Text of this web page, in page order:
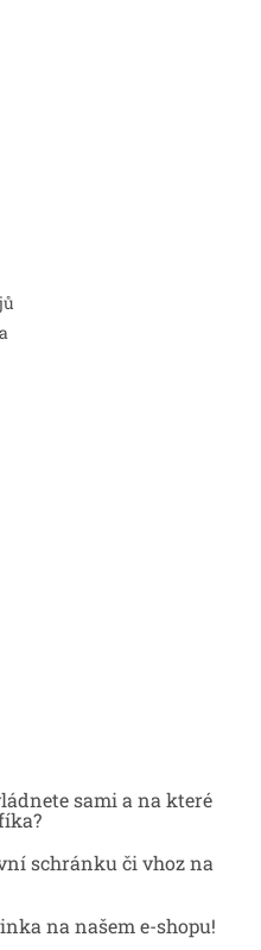
sami a na které
schránku či vhoz na
na našem e-shopu!